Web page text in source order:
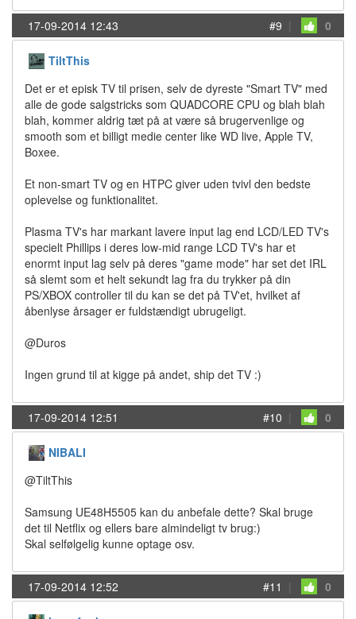
17-09-2014 12:43 #9 | 0
TiltThis
Det er et episk TV til prisen, selv de dyreste "Smart TV" med
alle de gode salgstricks som QUADCORE CPU og blah blah
blah, kommer aldrig tæt på at være så brugervenlige og
smooth som et billigt medie center like WD live, Apple TV,
Boxee.
Et non-smart TV og en HTPC giver uden tvivl den bedste
oplevelse og funktionalitet.
Plasma TV's har markant lavere input lag end LCD/LED TV's
specielt Phillips i deres low-mid range LCD TV's har et
enormt input lag selv på deres "game mode" har set det IRL
så slemt som et helt sekundt lag fra du trykker på din
PS/XBOX controller til du kan se det på TV'et, hvilket af
åbenlyse årsager er fuldstændigt ubrugeligt.
@Duros
Ingen grund til at kigge på andet, ship det TV :)
17-09-2014 12:51 #10 | 0
NIBALI
@TiltThis
Samsung UE48H5505 kan du anbefale dette? Skal bruge
det til Netflix og ellers bare almindeligt tv brug:)
Skal selfølgelig kunne optage osv.
17-09-2014 12:52 #11 | 0